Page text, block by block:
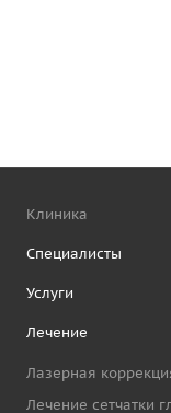
Клиника
Специалисты
Услуги
Лечение
Лазерная
Лечение сетчатки